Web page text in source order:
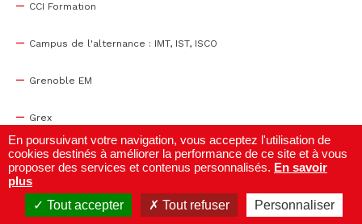
CCI Formation
Campus de l'alternance : IMT, IST, ISCO
Grenoble EM
Grex
WTC Grenoble
Centre de congrès
En poursuivant votre navigation, vous acceptez l'utilisation de
cookies destinés à améliorer la performance de ce site et à vous
proposer des services et contenus personnalisés. En savoir
plus
Tout accepter
Tout refuser Personnaliser